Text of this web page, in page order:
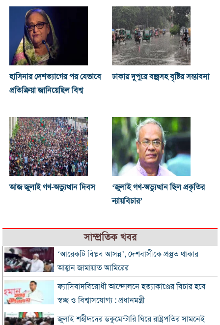
হাসিনার দেশত্যাগের পর যেভাবে
প্রতিক্রিয়া জানিয়েছিল বিশ্ব
ঢাকায় দুপুরে বজ্রসহ বৃষ্টির সম্ভাবনা
আজ জুলাই গণ-অভ্যুত্থান দিবস
‘জুলাই গণ-অভ্যুত্থান ছিল প্রকৃতির
ন্যায়বিচার’
সাম্প্রতিক খবর
‘আরেকটি বিপ্লব আসন্ন’, দেশবাসীকে প্রস্তুত থাকার
আহ্বান জামায়াত আমিরের
ফ্যাসিবাদবিরোধী আন্দোলনে হত্যাকাণ্ডের বিচার হবে
স্বচ্ছ ও বিশ্বাসযোগ্য : প্রধানমন্ত্রী
জুলাই শহীদদের ডকুমেন্টারি ঘিরে রাষ্ট্রপতির সামনেই